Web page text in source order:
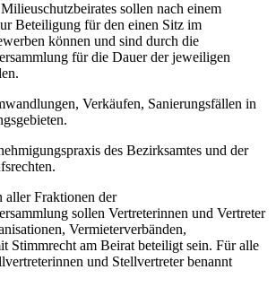
sollen nach einem
Beteiligung für den einen Sitz im
können und sind durch die
für die Dauer der jeweiligen
Verkäufen, Sanierungsfällen in
des Bezirksamtes und der
aller Fraktionen der
sollen Vertreterinnen und Vertreter
Vermieterverbänden,
Stimmrecht am Beirat beteiligt sein. Für alle
und Stellvertreter benannt